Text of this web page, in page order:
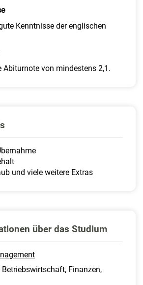
Kenntnisse der englischen
Abiturnote von mindestens 2,1.
und viele weitere Extras
über das Studium
Finanzen,